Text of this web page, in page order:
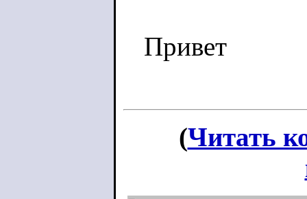
Привет
(Читать